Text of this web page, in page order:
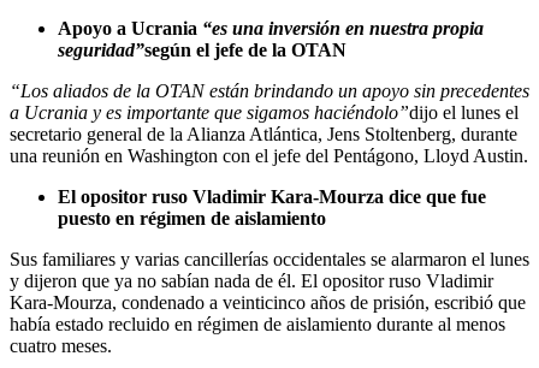
Apoyo a Ucrania “es una inversión en nuestra propia
seguridad”según el jefe de la OTAN
“Los aliados de la OTAN están brindando un apoyo sin precedentes
a Ucrania y es importante que sigamos haciéndolo”dijo el lunes el
secretario general de la Alianza Atlántica, Jens Stoltenberg, durante
una reunión en Washington con el jefe del Pentágono, Lloyd Austin.
El opositor ruso Vladimir Kara-Mourza dice que fue
puesto en régimen de aislamiento
Sus familiares y varias cancillerías occidentales se alarmaron el lunes
y dijeron que ya no sabían nada de él. El opositor ruso Vladimir
Kara-Mourza, condenado a veinticinco años de prisión, escribió que
había estado recluido en régimen de aislamiento durante al menos
cuatro meses.